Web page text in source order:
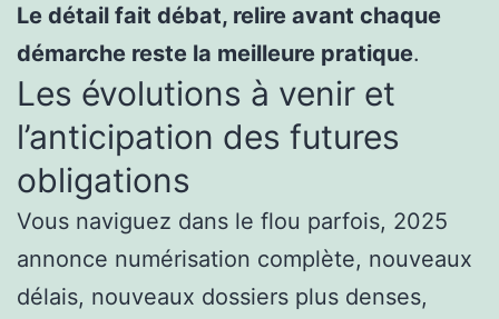
Le détail fait débat, relire avant chaque
démarche reste la meilleure pratique.
Les évolutions à venir et
l’anticipation des futures
obligations
Vous naviguez dans le flou parfois, 2025
annonce numérisation complète, nouveaux
délais, nouveaux dossiers plus denses,